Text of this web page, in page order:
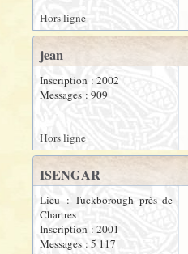
Hors ligne
jean
Inscription : 2002
Messages : 909
Hors ligne
ISENGAR
Lieu : Tuckborough près de
Chartres
Inscription : 2001
Messages : 5 117